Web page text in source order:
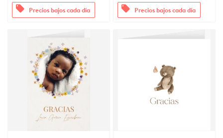
offers Precios bajos cada día offers Precios bajos cada día